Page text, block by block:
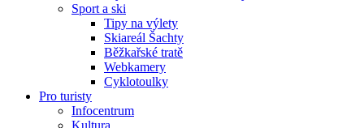
Sport a ski
Tipy na výlety
Skiareál Šachty
Běžkařské tratě
Webkamery
Cyklotoulky
Pro turisty
Infocentrum
Kultura